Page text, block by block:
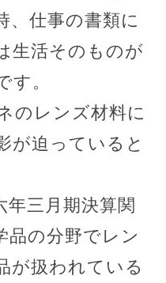
、仕事の書類に
生活そのものが
す。
のレンズ材料に
が迫っていると
年三月期決算関
品の分野でレン
が扱われている